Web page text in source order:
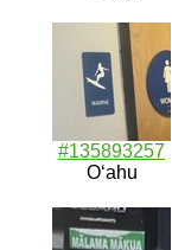
#135893257
Oʻahu